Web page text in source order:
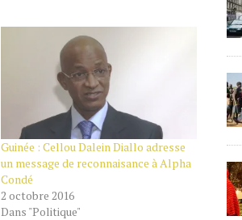
Guinée : Cellou Dalein Diallo adresse
un message de reconnaisance à Alpha
Condé
2 octobre 2016
Dans "Politique"